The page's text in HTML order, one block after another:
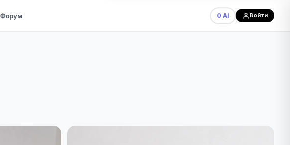
Форум 0 Ai Войти